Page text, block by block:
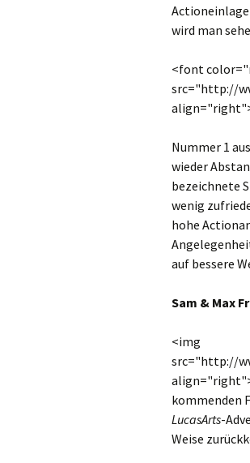
wird man
<font
src="http://
Nummer 1
wieder
bezeichnete
wenig
hohe
auf bessere
Sam & Max
<img
src="http://
kommenden
LucasArts-
Weise